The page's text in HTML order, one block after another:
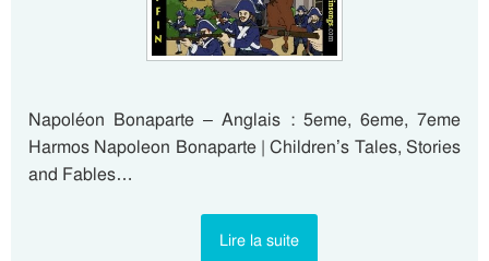
Napoléon Bonaparte – Anglais : 5eme, 6eme, 7eme
Harmos Napoleon Bonaparte | Children’s Tales, Stories
and Fables…
Lire la suite